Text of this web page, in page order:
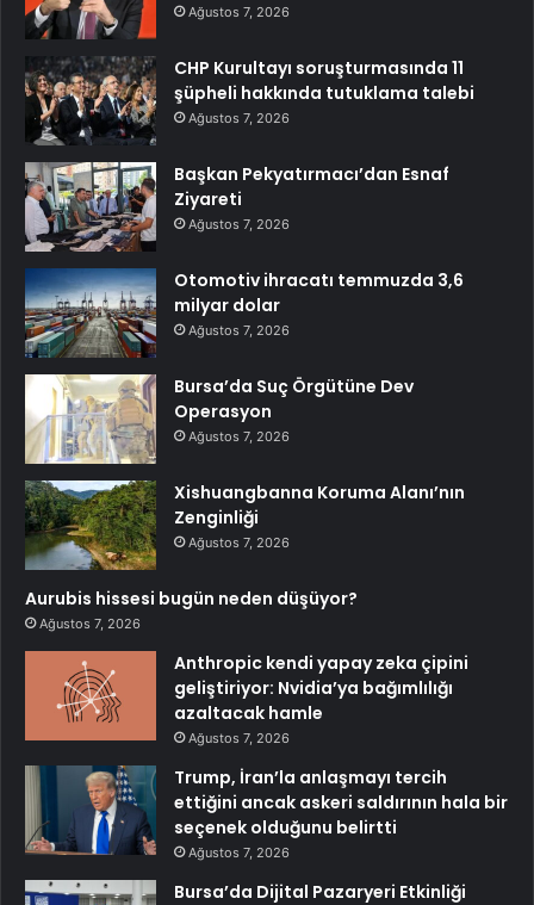
Ağustos 7, 2026
CHP Kurultayı soruşturmasında 11
şüpheli hakkında tutuklama talebi
Ağustos 7, 2026
Başkan Pekyatırmacı’dan Esnaf
Ziyareti
Ağustos 7, 2026
Otomotiv ihracatı temmuzda 3,6
milyar dolar
Ağustos 7, 2026
Bursa’da Suç Örgütüne Dev
Operasyon
Ağustos 7, 2026
Xishuangbanna Koruma Alanı’nın
Zenginliği
Ağustos 7, 2026
Aurubis hissesi bugün neden düşüyor?
Ağustos 7, 2026
Anthropic kendi yapay zeka çipini
geliştiriyor: Nvidia’ya bağımlılığı
azaltacak hamle
Ağustos 7, 2026
Trump, İran’la anlaşmayı tercih
ettiğini ancak askeri saldırının hala bir
seçenek olduğunu belirtti
Ağustos 7, 2026
Bursa’da Dijital Pazaryeri Etkinliği